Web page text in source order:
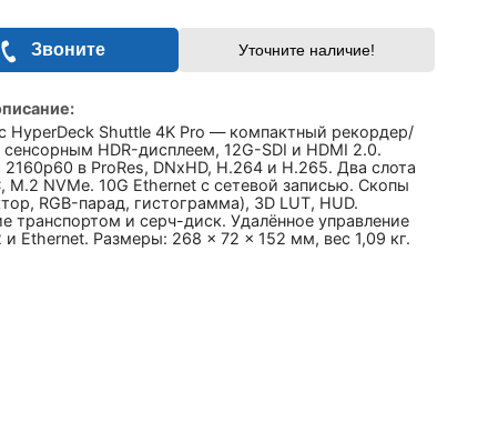
Звоните Уточните наличие!
HyperDeck Shuttle 4K Pro — компактный рекордер/
сенсорным HDR-дисплеем, 12G-SDI и HDMI 2.0.
2160p60 в ProRes, DNxHD, H.264 и H.265. Два слота
M.2 NVMe. 10G Ethernet с сетевой записью. Скопы
RGB-парад, гистограмма), 3D LUT, HUD.
транспортом и серч-диск. Удалённое управление
и Ethernet. Размеры: 268 × 72 × 152 мм, вес 1,09 кг.